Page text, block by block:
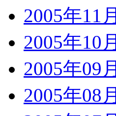
2005年11月
2005年10月
2005年09月
2005年08月